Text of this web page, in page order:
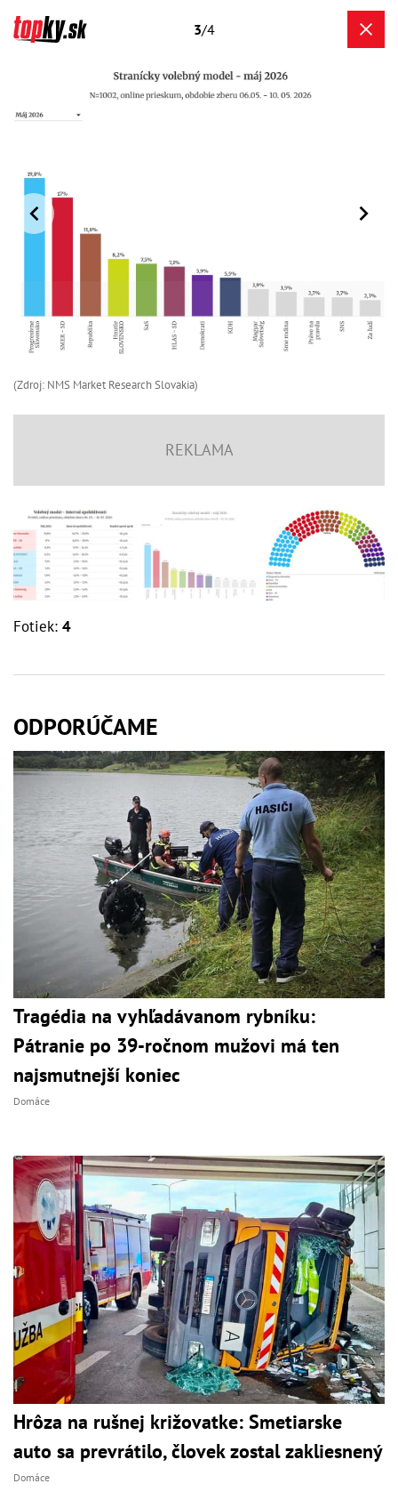
3/4
(Zdroj: NMS Market Research Slovakia)
Fotiek: 4
ODPORÚČAME
Tragédia na vyhľadávanom rybníku:
Pátranie po 39-ročnom mužovi má ten
najsmutnejší koniec
Domáce
Hrôza na rušnej križovatke: Smetiarske
auto sa prevrátilo, človek zostal zakliesnený
Domáce